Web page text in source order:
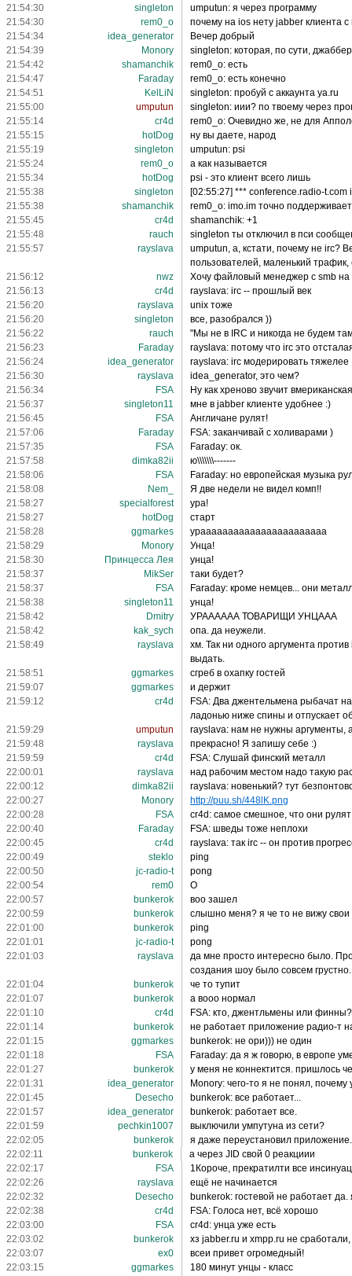
21:54:30
singleton
umputun: я через программу
21:54:30
rem0_o
почему на ios нету jabber клиента
21:54:34
idea_generator
Вечер добрый
21:54:39
Monory
singleton: которая, по сути,
21:54:42
shamanchik
rem0_o: есть
21:54:47
Faraday
rem0_o: есть конечно
21:54:51
KelLiN
singleton: пробуй с аккаунта ya.ru
21:55:00
umputun
singleton: иии? по твоему через
21:55:14
cr4d
rem0_o: Очевидно же, не для
21:55:15
hotDog
ну вы даете, народ
21:55:19
singleton
umputun: psi
21:55:24
rem0_o
а как называется
21:55:34
hotDog
psi - это клиент всего лишь
21:55:38
singleton
[02:55:27] *** conference.radio-t.com
21:55:38
shamanchik
rem0_o: imo.im точно поддерживает
21:55:45
cr4d
shamanchik: +1
21:55:48
rauch
singleton ты отключил в пси
21:55:57
rayslava
umputun, а, кстати, почему не irc?
пользователей, маленький
21:56:12
nwz
Хочу файловый менеджер с smb на
21:56:13
cr4d
rayslava: irc -- прошлый век
21:56:20
rayslava
unix тоже
21:56:20
singleton
все, разобрался ))
21:56:22
rauch
"Мы не в IRC и никогда не будем
21:56:23
Faraday
rayslava: потому что irc это
21:56:24
idea_generator
rayslava: irc модерировать тяжелее
21:56:30
rayslava
idea_generator, это чем?
21:56:34
FSA
Ну как хреново звучит
21:56:37
singleton11
мне в jabber клиенте удобнее :)
21:56:45
FSA
Англичане рулят!
21:57:06
Faraday
FSA: заканчивай с холиварами )
21:57:35
FSA
Faraday: ок.
21:57:58
dimka82ii
ю\\\\\\\-------
21:58:06
FSA
Faraday: но европейская музыка
21:58:08
Nem_
Я две недели не видел комп!!
21:58:27
specialforest
ура!
21:58:27
hotDog
старт
21:58:28
ggmarkes
урааааааааааааааааааааааа
21:58:29
Monory
Унца!
21:58:30
Принцесса Лея
унца!
21:58:37
MikSer
таки будет?
21:58:37
FSA
Faraday: кроме немцев... они
21:58:38
singleton11
унца!
21:58:42
Dmitry
УРАААААА ТОВАРИЩИ УНЦААА
21:58:42
kak_sych
опа. да неужели.
21:58:49
rayslava
хм. Так ни одного аргумента
выдать.
21:58:51
ggmarkes
сгреб в охапку гостей
21:59:07
ggmarkes
и держит
21:59:12
cr4d
FSA: Два джентельмена рыбачат
ладонью ниже спины и отпускает
21:59:29
umputun
rayslava: нам не нужны аргументы,
21:59:48
rayslava
прекрасно! Я запишу себе :)
21:59:59
cr4d
FSA: Слушай финский металл
22:00:01
rayslava
над рабочим местом надо такую
22:00:12
dimka82ii
rayslava: новенький? тут
22:00:27
Monory
http://puu.sh/448lK.png
22:00:28
FSA
cr4d: самое смешное, что они рулят
22:00:40
Faraday
FSA: шведы тоже неплохи
22:00:45
cr4d
rayslava: так irc -- он против
22:00:49
steklo
ping
22:00:50
jc-radio-t
pong
22:00:54
rem0
O
22:00:57
bunkerok
воо зашел
22:00:59
bunkerok
слышно меня? я че то не вижу
22:01:00
bunkerok
ping
22:01:01
jc-radio-t
pong
22:01:03
rayslava
да мне просто интересно было.
создания шоу было совсем грустно.
22:01:04
bunkerok
че то тупит
22:01:07
bunkerok
а вооо нормал
22:01:10
cr4d
FSA: кто, джентльмены или финны?
22:01:14
bunkerok
не работает приложение радио-т
22:01:15
ggmarkes
bunkerok: не ори))) не один
22:01:18
FSA
Faraday: да я ж говорю, в европе
22:01:27
bunkerok
у меня не коннектится. пришлось
22:01:31
idea_generator
Monory: чего-то я не понял,
22:01:45
Desecho
bunkerok: все работает...
22:01:57
idea_generator
bunkerok: работает все.
22:01:59
pechkin1007
выключили умпутуна из сети?
22:02:05
bunkerok
я даже переустановил
22:02:11
bunkerok
а через JID свой 0 реакциии
22:02:17
FSA
1Короче, прекратилти все
22:02:26
rayslava
ещё не начинается
22:02:32
Desecho
bunkerok: гостевой не работает
22:02:38
cr4d
FSA: Голоса нет, всё хорошо
22:03:00
FSA
cr4d: унца уже есть
22:03:02
bunkerok
хз jabber.ru и xmpp.ru не
22:03:07
ex0
всеи привет огромедный!
22:03:15
ggmarkes
180 минут унцы - класс